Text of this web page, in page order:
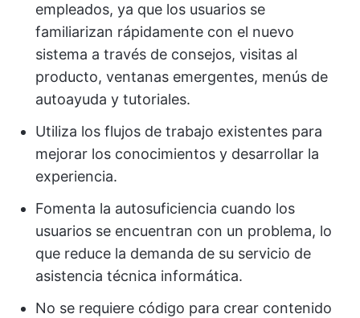
empleados, ya que los usuarios se
familiarizan rápidamente con el nuevo
sistema a través de consejos, visitas al
producto, ventanas emergentes, menús de
autoayuda y tutoriales.
Utiliza los flujos de trabajo existentes para
mejorar los conocimientos y desarrollar la
experiencia.
Fomenta la autosuficiencia cuando los
usuarios se encuentran con un problema, lo
que reduce la demanda de su servicio de
asistencia técnica informática.
No se requiere código para crear contenido